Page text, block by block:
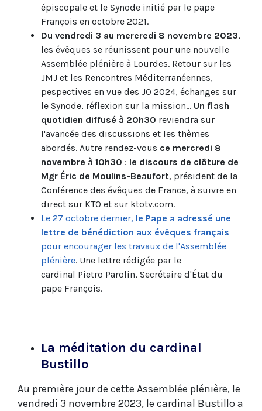
épiscopale et le Synode initié par le pape
François en octobre 2021.
Du vendredi 3 au mercredi 8 novembre 2023,
les évêques se réunissent pour une nouvelle
Assemblée plénière à Lourdes. Retour sur les
JMJ et les Rencontres Méditerranéennes,
pespectives en vue des JO 2024, échanges sur
le Synode, réflexion sur la mission... Un flash
quotidien diffusé à 20h30 reviendra sur
l'avancée des discussions et les thèmes
abordés. Autre rendez-vous ce mercredi 8
novembre à 10h30 : le discours de clôture de
Mgr Éric de Moulins-Beaufort, président de la
Conférence des évêques de France, à suivre en
direct sur KTO et sur ktotv.com.
Le 27 octobre dernier, le Pape a adressé une
lettre de bénédiction aux évêques français
pour encourager les travaux de l'Assemblée
plénière. Une lettre rédigée par le
cardinal Pietro Parolin, Secrétaire d'État du
pape François.
La méditation du cardinal
Bustillo
Au première jour de cette Assemblée plénière, le
vendredi 3 novembre 2023, le cardinal Bustillo a